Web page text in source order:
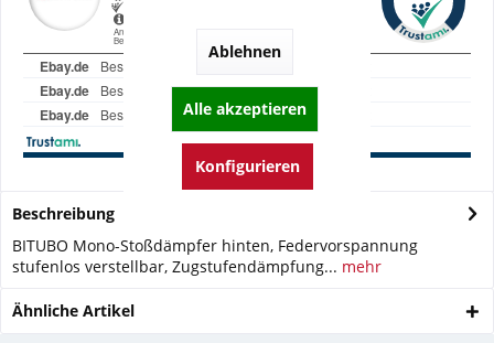
Beschreibung
BITUBO Mono-Stoßdämpfer hinten, Federvorspannung
stufenlos verstellbar, Zugstufendämpfung... mehr
Ähnliche Artikel
Ablehnen
Alle akzeptieren
Konfigurieren